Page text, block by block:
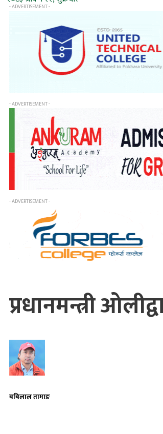
- ADVERTISEMENT -
- ADVERTISEMENT -
- ADVERTISEMENT -
प्रधानमन्त्री
बबिलाल तामाङ